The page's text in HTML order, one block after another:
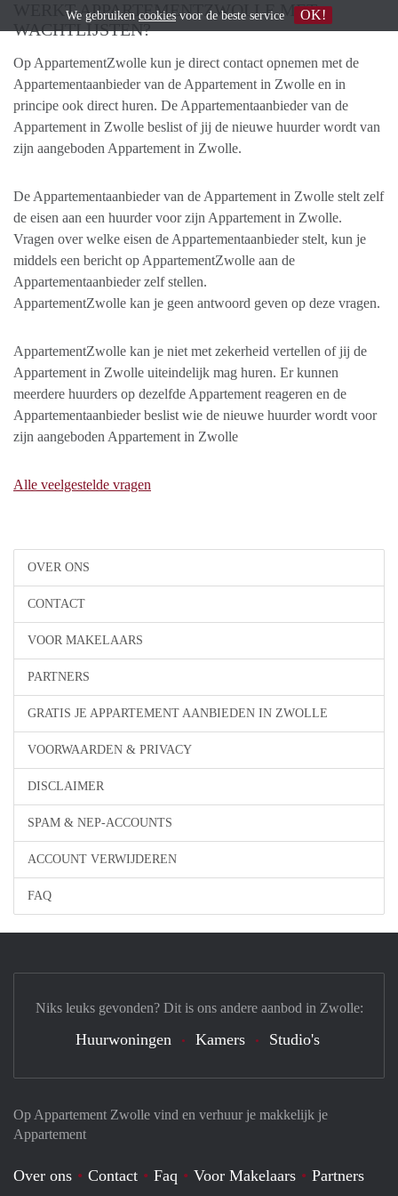
OVER ONS
CONTACT
VOOR MAKELAARS
PARTNERS
GRATIS JE APPARTEMENT AANBIEDEN IN ZWOLLE
VOORWAARDEN & PRIVACY
DISCLAIMER
SPAM & NEP-ACCOUNTS
ACCOUNT VERWIJDEREN
FAQ
WERKT APPARTEMENTZWOLLE MET
WACHTLIJSTEN?
Op AppartementZwolle kun je direct contact opnemen met de
Appartementaanbieder van de Appartement in Zwolle en in
principe ook direct huren. De Appartementaanbieder van de
Appartement in Zwolle beslist of jij de nieuwe huurder wordt van
zijn aangeboden Appartement in Zwolle.
De Appartementaanbieder van de Appartement in Zwolle stelt zelf
de eisen aan een huurder voor zijn Appartement in Zwolle.
Vragen over welke eisen de Appartementaanbieder stelt, kun je
middels een bericht op AppartementZwolle aan de
Appartementaanbieder zelf stellen.
AppartementZwolle kan je geen antwoord geven op deze vragen.
AppartementZwolle kan je niet met zekerheid vertellen of jij de
Appartement in Zwolle uiteindelijk mag huren. Er kunnen
meerdere huurders op dezelfde Appartement reageren en de
Appartementaanbieder beslist wie de nieuwe huurder wordt voor
zijn aangeboden Appartement in Zwolle
Alle veelgestelde vragen
Op Appartement Zwolle vind en verhuur je makkelijk je
Appartement
Over ons Contact Faq Voor Makelaars Partners
Niks leuks gevonden? Dit is ons andere aanbod in Zwolle:
Huurwoningen Kamers Studio's
We gebruiken cookies voor de beste service OK!